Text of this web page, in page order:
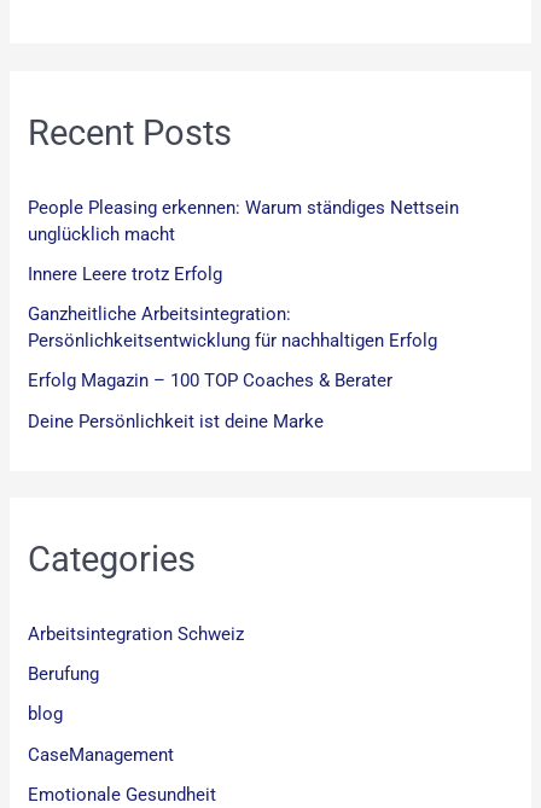
:Recent Posts
People Pleasing erkennen: Warum ständiges Nettsein
unglücklich macht
Innere Leere trotz Erfolg
Ganzheitliche Arbeitsintegration:
Persönlichkeitsentwicklung für nachhaltigen Erfolg
Erfolg Magazin – 100 TOP Coaches & Berater
Deine Persönlichkeit ist deine Marke
Categories
Arbeitsintegration Schweiz
Berufung
blog
CaseManagement
Emotionale Gesundheit